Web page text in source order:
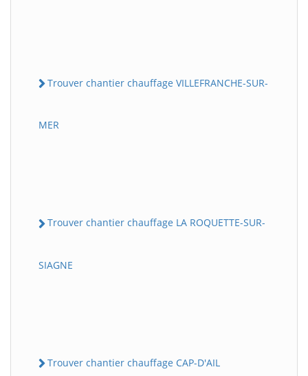
Trouver chantier chauffage VILLEFRANCHE-SUR-
MER
Trouver chantier chauffage LA ROQUETTE-SUR-
SIAGNE
Trouver chantier chauffage CAP-D'AIL